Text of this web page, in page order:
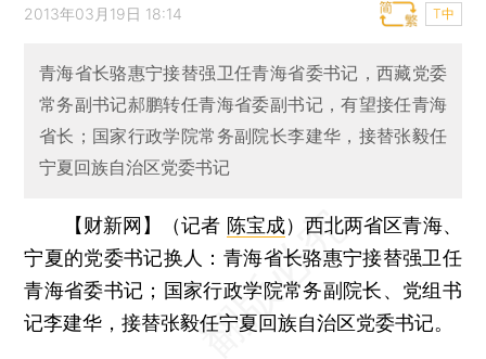
2013年03月19日 18:14 T中
青海省长骆惠宁接替强卫任青海省委书记，西藏党委
常务副书记郝鹏转任青海省委副书记，有望接任青海
省长；国家行政学院常务副院长李建华，接替张毅任
宁夏回族自治区党委书记
【财新网】（记者 陈宝成） 西北两省区青海、
宁夏的党委书记换人：青海省长骆惠宁接替强卫任
青海省委书记；国家行政学院常务副院长、党组书
记李建华，接替张毅任宁夏回族自治区党委书记。